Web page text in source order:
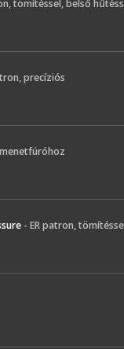
tömítéssel, belső
precíziós
- ER patron,